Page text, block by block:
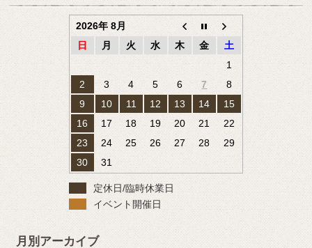
2026年 8月
日
月 火 水 木 金
土
1
2
3 4 5 6 7
8
9
10 11 12 13 14
15
16
17 18 19 20 21
22
23
24 25 26 27 28
29
30
31
定休日/臨時休業日
イベント開催日
月別アーカイブ